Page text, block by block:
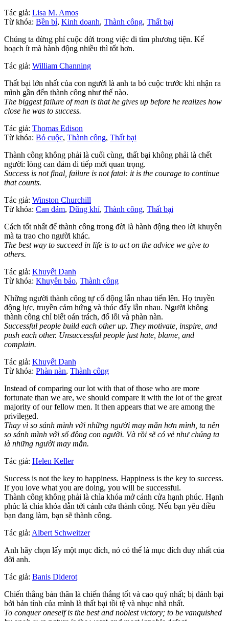
Tác giả: Lisa M. Amos
Từ khóa: Bền bỉ, Kinh doanh, Thành công, Thất bại
Chúng ta đừng phí cuộc đời trong việc đi tìm phương tiện. Kế
hoạch ít mà hành động nhiều thì tốt hơn.
Tác giả: William Channing
Thất bại lớn nhất của con người là anh ta bỏ cuộc trước khi nhận ra
mình gần đến thành công như thế nào.
The biggest failure of man is that he gives up before he realizes how
close he was to success.
Tác giả: Thomas Edison
Từ khóa: Bỏ cuộc, Thành công, Thất bại
Thành công không phải là cuối cùng, thất bại không phải là chết
người: lòng can đảm đi tiếp mới quan trọng.
Success is not final, failure is not fatal: it is the courage to continue
that counts.
Tác giả: Winston Churchill
Từ khóa: Can đảm, Dũng khí, Thành công, Thất bại
Cách tốt nhất để thành công trong đời là hành động theo lời khuyên
mà ta trao cho người khác.
The best way to succeed in life is to act on the advice we give to
others.
Tác giả: Khuyết Danh
Từ khóa: Khuyên bảo, Thành công
Những người thành công tự cổ động lẫn nhau tiến lên. Họ truyền
động lực, truyền cảm hứng và thúc đẩy lẫn nhau. Người không
thành công chỉ biết oán trách, đổ lỗi và phàn nàn.
Successful people build each other up. They motivate, inspire, and
push each other. Unsuccessful people just hate, blame, and
complain.
Tác giả: Khuyết Danh
Từ khóa: Phàn nàn, Thành công
Instead of comparing our lot with that of those who are more
fortunate than we are, we should compare it with the lot of the great
majority of our fellow men. It then appears that we are among the
privileged.
Thay vì so sánh mình với những người may mắn hơn mình, ta nên
so sánh mình với số đông con người. Và rồi sẽ có vẻ như chúng ta
là những người may mắn.
Tác giả: Helen Keller
Success is not the key to happiness. Happiness is the key to success.
If you love what you are doing, you will be successful.
Thành công không phải là chìa khóa mở cánh cửa hạnh phúc. Hạnh
phúc là chìa khóa dẫn tới cánh cửa thành công. Nếu bạn yêu điều
bạn đang làm, bạn sẽ thành công.
Tác giả: Albert Schweitzer
Anh hãy chọn lấy một mục đích, nó có thể là mục đích duy nhất của
đời anh.
Tác giả: Banis Diderot
Chiến thắng bản thân là chiến thắng tốt và cao quý nhất; bị đánh bại
bởi bản tính của mình là thất bại tồi tệ và nhục nhã nhất.
To conquer oneself is the best and noblest victory; to be vanquished